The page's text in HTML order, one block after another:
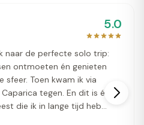
5.0
naar de perfecte solo trip:
ontmoeten én genieten
sfeer. Toen kwam ik via
tegen. En dit is één
die ik in lange tijd heb
maar ging weg met een